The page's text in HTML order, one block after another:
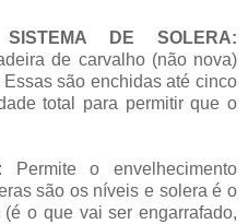
SISTEMA DE SOLERA:
de carvalho (não nova)
são enchidas até cinco
total para permitir que o
o envelhecimento
são os níveis e solera é o
o que vai ser engarrafado,